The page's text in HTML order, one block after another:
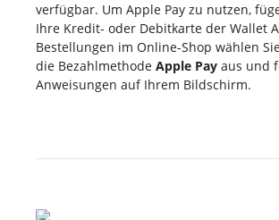
verfügbar. Um Apple Pay zu nutzen,
Ihre Kredit- oder Debitkarte der Wallet
Bestellungen im Online-Shop wählen
die Bezahlmethode Apple Pay aus und
Anweisungen auf Ihrem Bildschirm.